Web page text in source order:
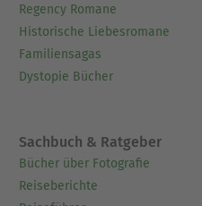
Regency Romane
Historische Liebesromane
Familiensagas
Dystopie Bücher
Sachbuch & Ratgeber
Bücher über Fotografie
Reiseberichte